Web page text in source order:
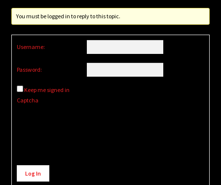
You must be logged in to reply to this topic.
Username:
Password:
Keep me signed in
Captcha
Alternative:
Log In